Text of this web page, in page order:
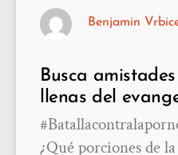
Busca
llenas del
¿Qué porciones de
Benjamin